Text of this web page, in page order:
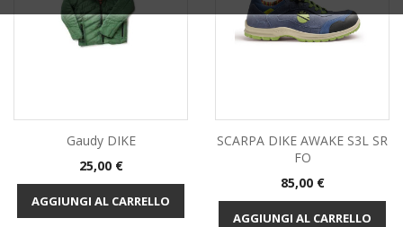
Gaudy DIKE
Prezzo
25,00 €
AGGIUNGI AL CARRELLO
SCARPA DIKE AWAKE S3L SR
FO
Prezzo
85,00 €
AGGIUNGI AL CARRELLO